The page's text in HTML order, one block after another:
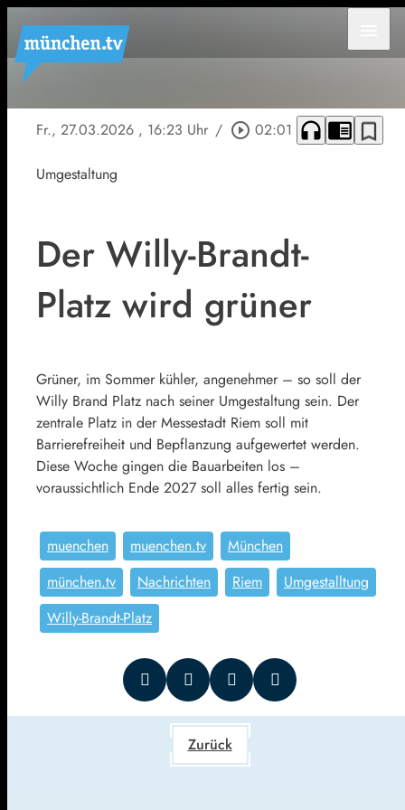
Fr., 27.03.2026 , 16:23 Uhr / play_circle_outline 02:01 headphones chrome_reader_mode bookmark_border
Umgestaltung
Der Willy-Brandt-
Platz wird grüner
Grüner, im Sommer kühler, angenehmer – so soll der
Willy Brand Platz nach seiner Umgestaltung sein. Der
zentrale Platz in der Messestadt Riem soll mit
Barrierefreiheit und Bepflanzung aufgewertet werden.
Diese Woche gingen die Bauarbeiten los –
voraussichtlich Ende 2027 soll alles fertig sein.
muenchen muenchen.tv
München
münchen.tv
Nachrichten Riem
Umgestalltung
Willy-Brandt-Platz
Zurück